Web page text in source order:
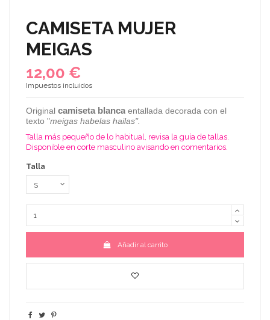
CAMISETA MUJER
MEIGAS
12,00 €
Impuestos incluidos
Original camiseta blanca entallada decorada con el
texto "meigas habelas hailas".
Talla más pequeño de lo habitual, revisa la guía de tallas.
Disponible en corte masculino avisando en comentarios.
Talla
Añadir al carrito